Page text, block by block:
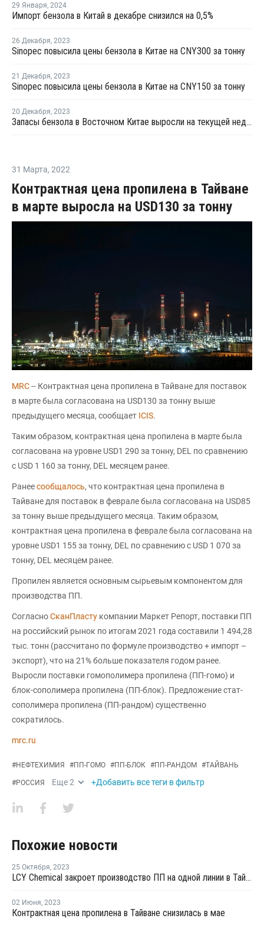
29 Января, 2024
Импорт бензола в Китай в декабре снизился на 0,5%
26 Декабря, 2023
Sinopec повысила цены бензола в Китае на CNY300 за тонну
21 Декабря, 2023
Sinopec повысила цены бензола в Китае на CNY150 за тонну
20 Декабря, 2023
Запасы бензола в Восточном Китае выросли на текущей неделе
31 Марта, 2022
Контрактная цена пропилена в Тайване
в марте выросла на USD130 за тонну
MRC-- Контрактная цена пропилена в Тайване для поставок
в марте была согласована на USD130 за тонну выше
предыдущего месяца, сообщает ICIS.
Таким образом, контрактная цена пропилена в марте была
согласована на уровне USD1 290 за тонну, DEL по сравнению
с USD 1 160 за тонну, DEL месяцем ранее.
Ранеесообщалось, что контрактная цена пропилена в
Тайване для поставок в феврале была согласована на USD85
за тонну выше предыдущего месяца. Таким образом,
контрактная цена пропилена в феврале была согласована на
уровне USD1 155 за тонну, DEL по сравнению с USD 1 070 за
тонну, DEL месяцем ранее.
Пропилен является основным сырьевым компонентом для
производства ПП.
СогласноСканПласту компании Маркет Репорт, поставки ПП
на российский рынок по итогам 2021 года составили 1 494,28
тыс. тонн (рассчитано по формуле производство + импорт –
экспорт), что на 21% больше показателя годом ранее.
Выросли поставки гомополимера пропилена (ПП-гомо) и
блок-сополимера пропилена (ПП-блок). Предложение стат-
сополимера пропилена (ПП-рандом) существенно
сократилось.
mrc.ru
#НЕФТЕХИМИЯ #ПП-ГОМО #ПП-БЛОК #ПП-РАНДОМ #ТАЙВАНЬ
#РОССИЯ Еще2 +Добавить все теги в фильтр
Похожие новости
25 Октября, 2023
LCY Chemical закроет производство ПП на одной линии в Тайване на ремонт
02 Июня, 2023
Контрактная цена пропилена в Тайване снизилась в мае